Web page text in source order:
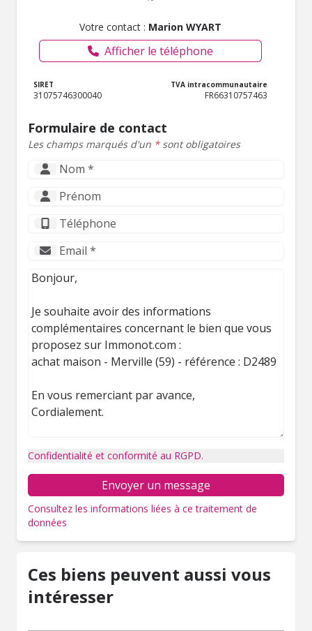
Votre contact : Marion WYART
Afficher le téléphone
SIRET
31075746300040
TVA intracommunautaire
FR66310757463
Formulaire de contact
Les champs marqués d'un *sont obligatoires
Confidentialité et conformité au RGPD.
Envoyer un message
Consultez les informations liées à ce traitement de
données
Ces biens peuvent aussi vous
intéresser